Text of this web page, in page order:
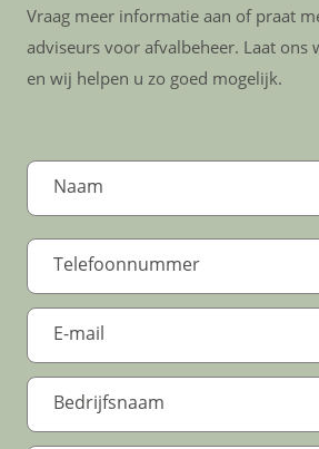
Vraag meer informatie aan of praat
adviseurs voor afvalbeheer. Laat ons
en wij helpen u zo goed mogelijk.